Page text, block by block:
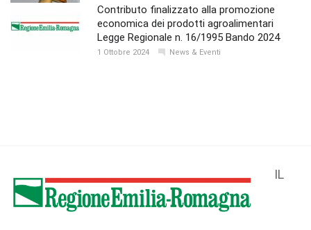
Contributo finalizzato alla promozione
economica dei prodotti agroalimentari
Legge Regionale n. 16/1995 Bando 2024
1 Ottobre 2024 News & Eventi
IL